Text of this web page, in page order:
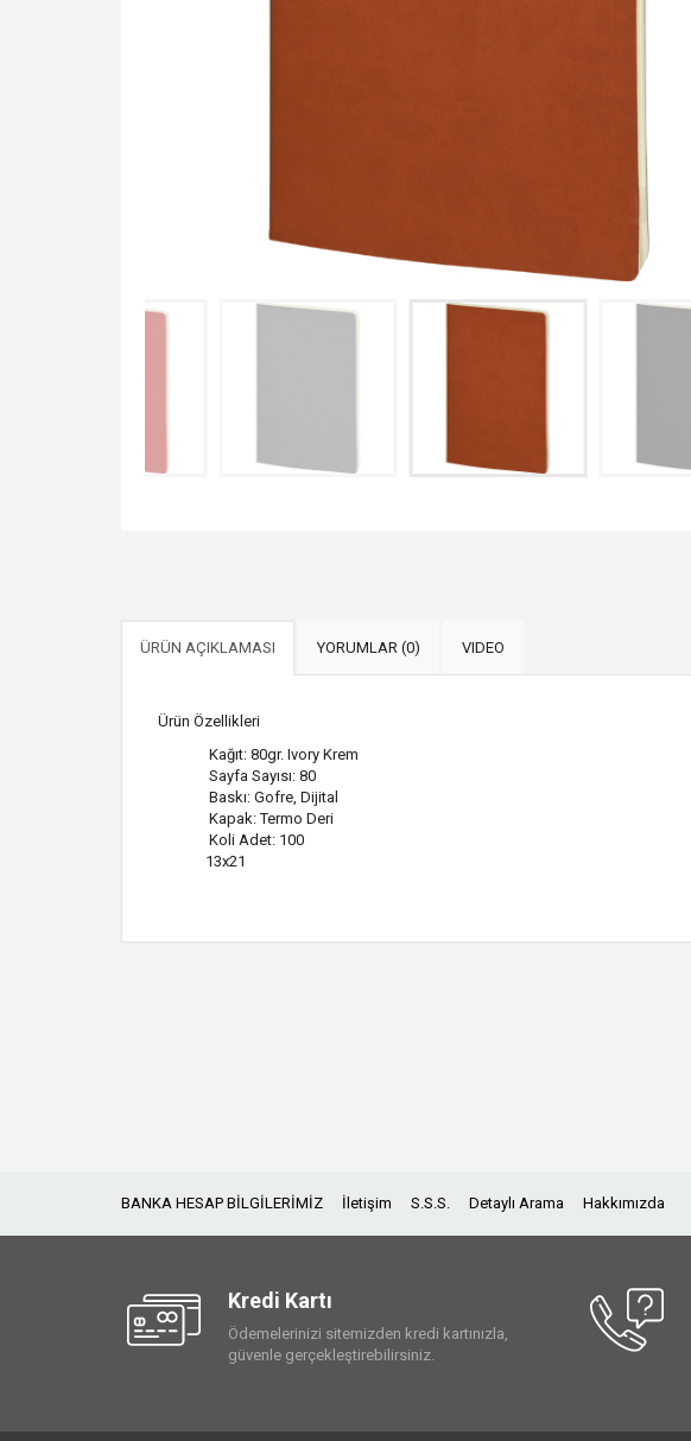
ÜRÜN AÇIKLAMASI YORUMLAR (0) VIDEO
Ürün Özellikleri
Kağıt: 80gr. Ivory Krem
Sayfa Sayısı: 80
Baskı: Gofre, Dijital
Kapak: Termo Deri
Koli Adet: 100
13x21
BANKA HESAP BİLGİLERİMİZ İletişim S.S.S. Detaylı Arama Hakkımızda
Kredi Kartı
Ödemelerinizi sitemizden kredi kartınızla,
güvenle gerçekleştirebilirsiniz.